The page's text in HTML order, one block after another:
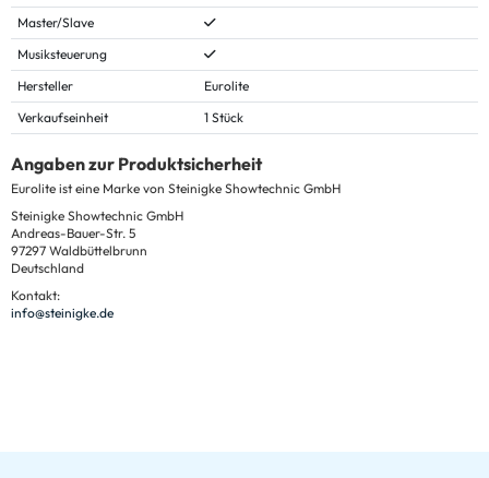
Master/Slave
Musiksteuerung
Hersteller
Eurolite
Verkaufseinheit
1 Stück
Angaben zur Produktsicherheit
Eurolite ist eine Marke von Steinigke Showtechnic GmbH
Steinigke Showtechnic GmbH
Andreas-Bauer-Str. 5
97297 Waldbüttelbrunn
Deutschland
Kontakt:
info@steinigke.de